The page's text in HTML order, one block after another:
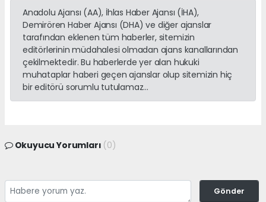
Anadolu Ajansı (AA), İhlas Haber Ajansı (İHA),
Demirören Haber Ajansı (DHA) ve diğer ajanslar
tarafından eklenen tüm haberler, sitemizin
editörlerinin müdahalesi olmadan ajans kanallarından
çekilmektedir. Bu haberlerde yer alan hukuki
muhataplar haberi geçen ajanslar olup sitemizin hiç
bir editörü sorumlu tutulamaz...
Okuyucu Yorumları (0)
Gönder